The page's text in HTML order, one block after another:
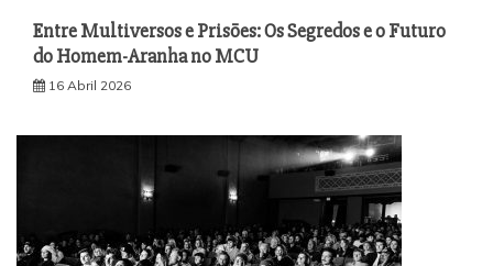
Entre Multiversos e Prisões: Os Segredos e o Futuro
do Homem-Aranha no MCU
16 Abril 2026